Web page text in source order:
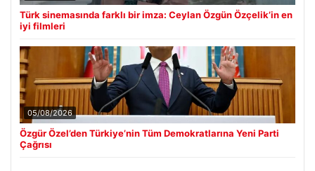
Türk sinemasında farklı bir imza: Ceylan Özgün Özçelik’in en
iyi filmleri
05/08/2026
Özgür Özel’den Türkiye’nin Tüm Demokratlarına Yeni Parti
Çağrısı